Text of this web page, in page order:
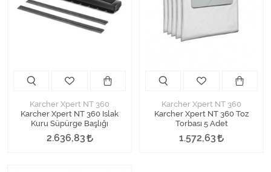
Kimyasallar Deterjanlar
Karcher Xpert NT 360
Karcher Xpert NT 360 Islak
Kuru Süpürge Başlığı
2.636,83
Karcher Xpert NT 360
Karcher Xpert NT 360 Toz
Torbası 5 Adet
1.572,63